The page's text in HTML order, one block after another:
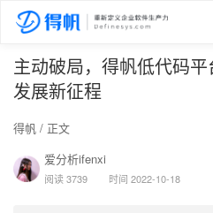
主动破局，得帆低代码
发展新征程
得帆 / 正文
爱分析ifenxi
阅读 3739 时间 2022-10-18